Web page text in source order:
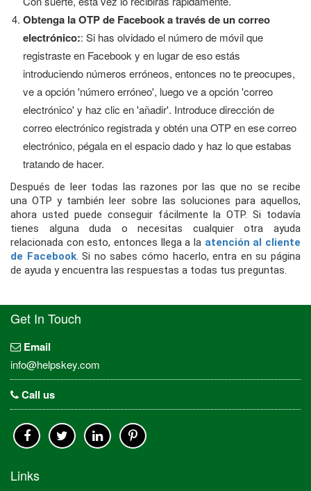
Obtenga la OTP de Facebook a través de un correo
electrónico:: Si has olvidado el número de móvil que
registraste en Facebook y en lugar de eso estás
introduciendo números erróneos, entonces no te preocupes,
ve a opción 'número erróneo', luego ve a opción 'correo
electrónico' y haz clic en 'añadir'. Introduce dirección de
correo electrónico registrada y obtén una OTP en ese correo
electrónico, pégala en el espacio dado y haz lo que estabas
tratando de hacer.
Después de leer todas las razones por las que no se recibe
una OTP y también leer sobre las soluciones para aquellos,
ahora usted puede conseguir fácilmente la OTP. Si todavía
tienes alguna duda o necesitas cualquier otra ayuda
relacionada con esto, entonces llega a la atención al cliente
de Facebook. Si no sabes cómo hacerlo, entra en su página
de ayuda y encuentra las respuestas a todas tus preguntas.
Get In Touch
Email
info@helpskey.com
Call us
Links